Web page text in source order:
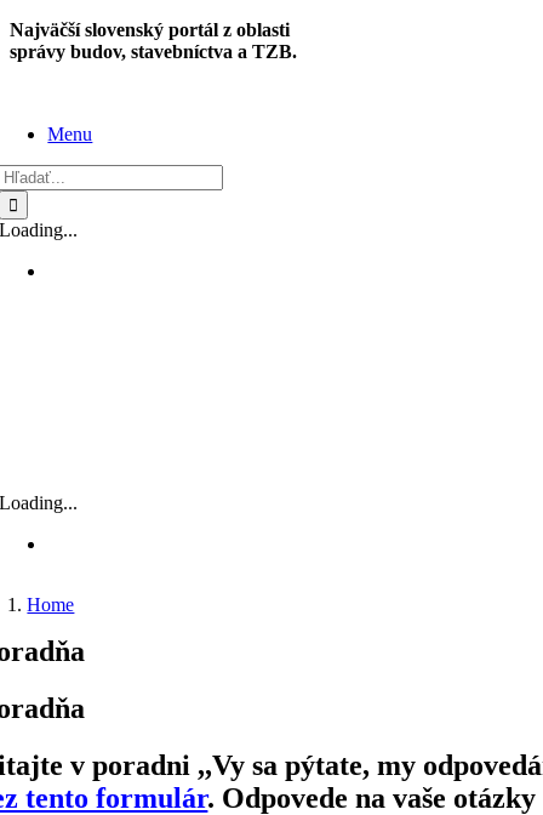
Skip
to
Najväčší slovenský portál z oblasti
správy budov, stavebníctva a TZB.
Menu
Loading...
Loading...
Home
vporadni ,,Vy sa pýtate, my
tento formulár. Odpovede na vaše